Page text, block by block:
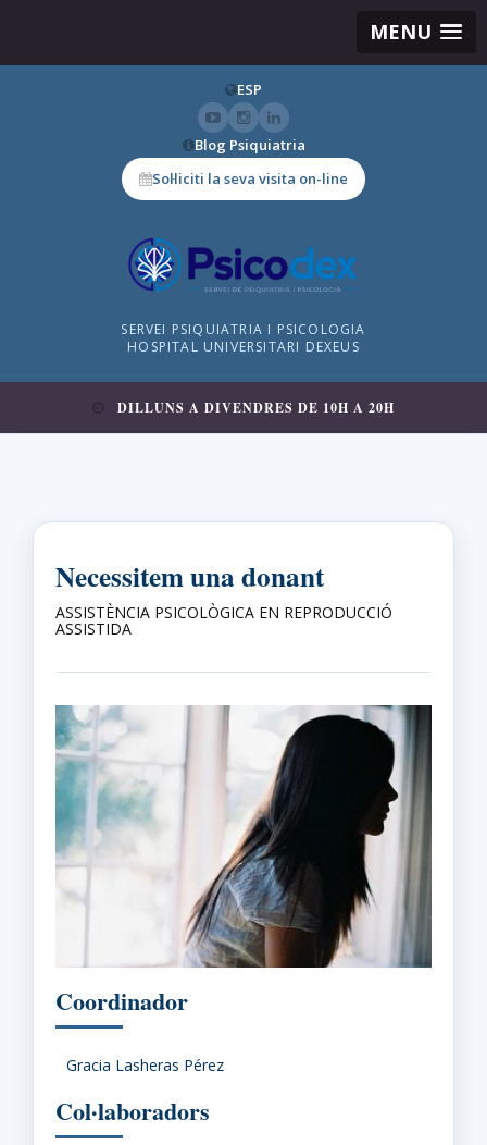
MENU
ESP
Blog Psiquiatria
Sol·liciti la seva visita on-line
SERVEI PSIQUIATRIA I PSICOLOGIA
HOSPITAL UNIVERSITARI DEXEUS
DILLUNS A DIVENDRES DE 10H A 20H
Necessitem una donant
ASSISTÈNCIA PSICOLÒGICA EN REPRODUCCIÓ
ASSISTIDA
Coordinador
Gracia Lasheras Pérez
Col·laboradors